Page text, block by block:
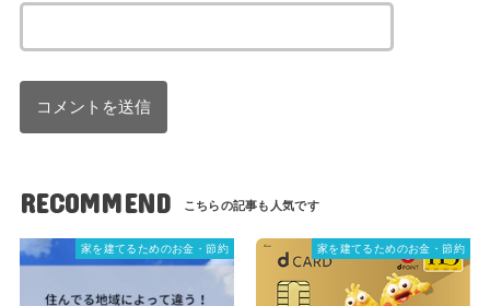
RECOMMEND
家を建てるためのお金・節約 家を建てるためのお金・節約